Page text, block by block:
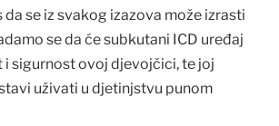
se iz svakog izazova može izrasti
se da će subkutani ICD uređaj
sigurnost ovoj djevojčici, te joj
uživati u djetinjstvu punom